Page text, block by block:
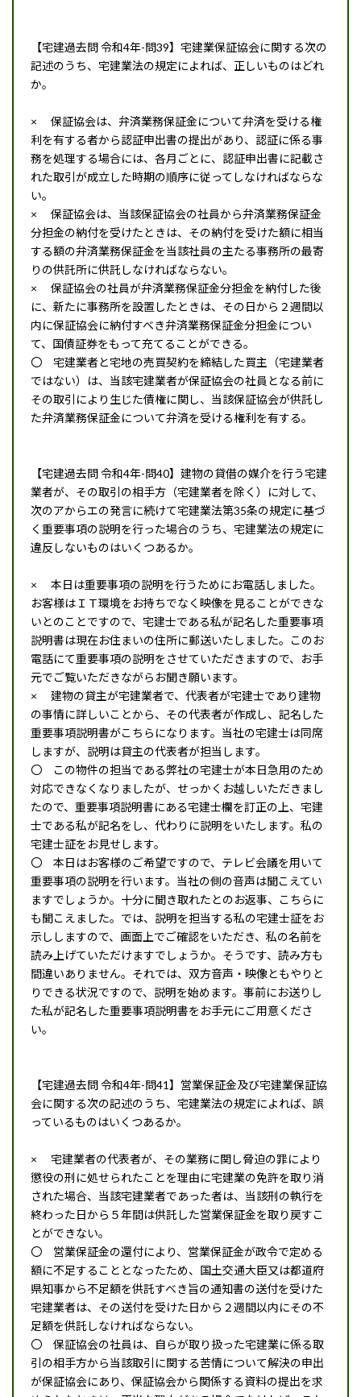
【宅建過去問 令和4年-問39】宅建業保証協会に関する次の
記述のうち、宅建業法の規定によれば、正しいものはどれ
か。
× 保証協会は、弁済業務保証金について弁済を受ける権
利を有する者から認証申出書の提出があり、認証に係る事
務を処理する場合には、各月ごとに、認証申出書に記載さ
れた取引が成立した時期の順序に従ってしなければならな
い。
× 保証協会は、当該保証協会の社員から弁済業務保証金
分担金の納付を受けたときは、その納付を受けた額に相当
する額の弁済業務保証金を当該社員の主たる事務所の最寄
りの供託所に供託しなければならない。
× 保証協会の社員が弁済業務保証金分担金を納付した後
に、新たに事務所を設置したときは、その日から２週間以
内に保証協会に納付すべき弁済業務保証金分担金につい
て、国債証券をもって充てることができる。
〇 宅建業者と宅地の売買契約を締結した買主（宅建業者
ではない）は、当該宅建業者が保証協会の社員となる前に
その取引により生じた債権に関し、当該保証協会が供託し
た弁済業務保証金について弁済を受ける権利を有する。
【宅建過去問 令和4年-問40】建物の貸借の媒介を行う宅建
業者が、その取引の相手方（宅建業者を除く）に対して、
次のアからエの発言に続けて宅建業法第35条の規定に基づ
く重要事項の説明を行った場合のうち、宅建業法の規定に
違反しないものはいくつあるか。
× 本日は重要事項の説明を行うためにお電話しました。
お客様はＩＴ環境をお持ちでなく映像を見ることができな
いとのことですので、宅建士である私が記名した重要事項
説明書は現在お住まいの住所に郵送いたしました。このお
電話にて重要事項の説明をさせていただきますので、お手
元でご覧いただきながらお聞き願います。
× 建物の貸主が宅建業者で、代表者が宅建士であり建物
の事情に詳しいことから、その代表者が作成し、記名した
重要事項説明書がこちらになります。当社の宅建士は同席
しますが、説明は貸主の代表者が担当します。
〇 この物件の担当である弊社の宅建士が本日急用のため
対応できなくなりましたが、せっかくお越しいただきまし
たので、重要事項説明書にある宅建士欄を訂正の上、宅建
士である私が記名をし、代わりに説明をいたします。私の
宅建士証をお見せします。
〇 本日はお客様のご希望ですので、テレビ会議を用いて
重要事項の説明を行います。当社の側の音声は聞こえてい
ますでしょうか。十分に聞き取れたとのお返事、こちらに
も聞こえました。では、説明を担当する私の宅建士証をお
示ししますので、画面上でご確認をいただき、私の名前を
読み上げていただけますでしょうか。そうです、読み方も
間違いありません。それでは、双方音声・映像ともやりと
りできる状況ですので、説明を始めます。事前にお送りし
た私が記名した重要事項説明書をお手元にご用意くださ
い。
【宅建過去問 令和4年-問41】営業保証金及び宅建業保証協
会に関する次の記述のうち、宅建業法の規定によれば、誤
っているものはいくつあるか。
× 宅建業者の代表者が、その業務に関し脅迫の罪により
懲役の刑に処せられたことを理由に宅建業の免許を取り消
された場合、当該宅建業者であった者は、当該刑の執行を
終わった日から５年間は供託した営業保証金を取り戻すこ
とができない。
〇 営業保証金の還付により、営業保証金が政令で定める
額に不足することとなったため、国土交通大臣又は都道府
県知事から不足額を供託すべき旨の通知書の送付を受けた
宅建業者は、その送付を受けた日から２週間以内にその不
足額を供託しなければならない。
〇 保証協会の社員は、自らが取り扱った宅建業に係る取
引の相手方から当該取引に関する苦情について解決の申出
が保証協会にあり、保証協会から関係する資料の提出を求